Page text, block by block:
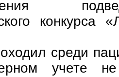
конкурса
среди
учете